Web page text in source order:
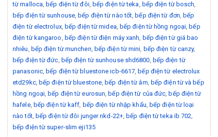
từ malloca, bếp điện từ đôi, bếp điện từ teka, bếp điện từ bosch,
bếp điện từ sunhouse, bếp điện từ nào tốt, bếp điện từ đơn, bếp
điện từ electrolux, bếp điện từ midea, bếp điện từ hồng ngoại, bếp
điện từ kangaroo, bếp điện từ điện máy xanh, bếp điện từ giá bao
nhiêu, bếp điện từ munchen, bếp điện từ mini, bếp điện từ canzy,
bếp điện từ đức, bếp điện từ sunhouse shd6800, bếp điện từ
panasonic, bếp điện từ bluestone icb-6617, bếp điện từ electrolux
etd29kc, bếp điện từ bluestone, bếp điện từ âm, bếp điện từ và bếp
hồng ngoại, bếp điện từ eurosun, bếp điện từ của đức, bếp điện từ
hafele, bếp điện từ kaff, bếp điện từ nhập khẩu, bếp điện từ loại
nào tốt, bếp điện từ đôi junger nkd-22+, bếp điện từ teka ib 702,
bếp điện từ super-slim eji135